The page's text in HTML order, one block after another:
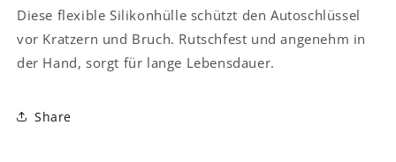
Diese flexible Silikonhülle schützt den Autoschlüssel
vor Kratzern und Bruch. Rutschfest und angenehm in
der Hand, sorgt für lange Lebensdauer.
Share